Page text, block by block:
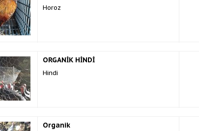
Horoz
ORGANİK HİNDİ
Hindi
Organik